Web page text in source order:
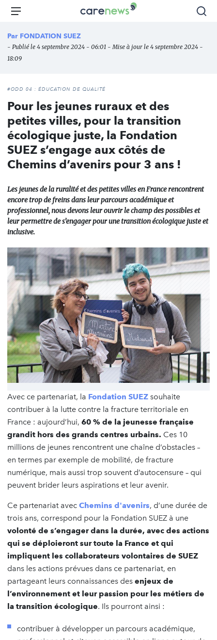
Aller
principal
Carenews,
média
des
Menu
Par FONDATION SUEZ
- Publié le 4 septembre 2024 - 06:01 - Mise à jour le 4 septembre 2024 -
18:09
#ODD 04 : ÉDUCATION DE QUALITÉ
Pour les jeunes ruraux et des
petites villes, pour la transition
écologique juste, la Fondation
SUEZ s’engage aux côtés de
Chemins d’avenirs pour 3 ans !
Les jeunes de la ruralité et des petites villes en France rencontrent
encore trop de freins dans leur parcours académique et
professionnel, nous devons leur ouvrir le champ des possibles et
leur permettre de s’engager pour une transition écologique juste et
inclusive.
Avec ce partenariat, la Fondation SUEZ souhaite
contribuer à la lutte contre la fracture territoriale en
France : aujourd’hui, 60 % de la jeunesse française
grandit hors des grands centres urbains. Ces 10
millions de jeunes rencontrent une chaîne d’obstacles –
en termes par exemple de mobilité, de fracture
numérique, mais aussi trop souvent d’autocensure – qui
peuvent brider leurs aspirations et leur avenir.
Ce partenariat avec Chemins d'avenirs, d’une durée de
trois ans, correspond pour la Fondation SUEZ à une
volonté de s’engager dans la durée, avec des actions
qui se déploieront sur toute la France et qui
impliquent les collaborateurs volontaires de SUEZ
dans les actions prévues dans ce partenariat, en
partageant leurs connaissances des enjeux de
l’environnement et leur passion pour les métiers de
la transition écologique. Ils pourront ainsi :
contribuer à développer un parcours académique,